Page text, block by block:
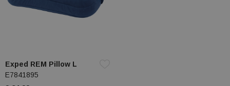
Exped REM Pillow L
E7841895